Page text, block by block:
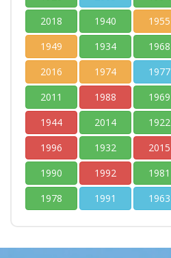
2018
1940 1955
1949
1934 1968
2016
1974 1977
2011
1988 1969
1944
2014 1922
1996
1932 2015
1990
1992 1981
1978
1991 1963